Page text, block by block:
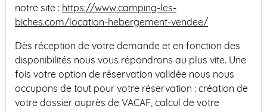
notre site : https://www.camping-les-
biches.com/location-hebergement-vendee/
Dès réception de votre demande et en fonction des
disponibilités nous vous répondrons au plus vite. Une
fois votre option de réservation validée nous nous
occupons de tout pour votre réservation : création de
votre dossier auprès de VACAF, calcul de votre